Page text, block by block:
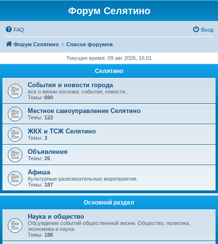
Форум Селятино
FAQ Вход
Форум Селятино Список форумов
Текущее время: 09 авг 2026, 16:01
Селятино
События и новости города
все о жизни поселка: события, новости...
Темы: 690
Местное самоуправление Селятино
Темы: 122
ЖКХ и ТСЖ Селятино
Темы: 3
Объявления
Темы: 26
Афиша
Культурные-развлекательные мероприятия.
Темы: 187
Основной раздел
Наука и общество
Обсуждение событий общественной жизни. Общество, политика,
экономика и наука.
Темы: 186